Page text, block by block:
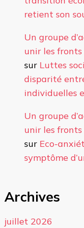
retient son
Un groupe
unir les
sur Luttes
disparité
individuelles
Un groupe
unir les
sur Eco-
symptôme
Archives
juillet 2026